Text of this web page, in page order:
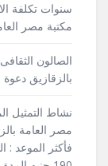
مكتبة مصر
الصالون
بالزقازيق
نشاط التمثيل